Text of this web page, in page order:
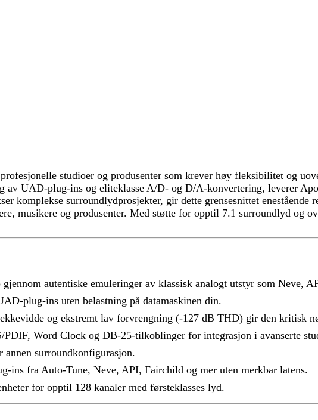
studioer og produsenter som krever høy fleksibilitet og
UAD-plug-ins og eliteklasse A/D- og D/A-konvertering, leverer
komplekse surroundlydprosjekter, gir dette grensesnittet enestående
musikere og produsenter. Med støtte for opptil 7.1 surroundlyd og
autentiske emuleringer av klassisk analogt utstyr som Neve,
plug-ins uten belastning på datamaskinen din.
og ekstremt lav forvrengning (-127 dB THD) gir den kritisk
Word Clock og DB-25-tilkoblinger for integrasjon i avanserte
surroundkonfigurasjon.
ins fra Auto-Tune, Neve, API, Fairchild og mer uten merkbar latens.
for opptil 128 kanaler med førsteklasses lyd.